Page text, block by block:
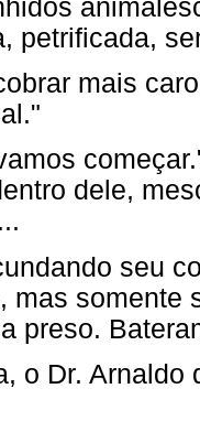
petrificada,
mais
dele,
seu
mas somente
preso.
o Dr.